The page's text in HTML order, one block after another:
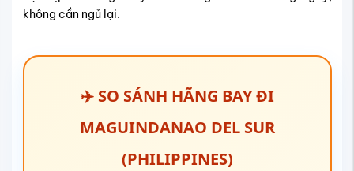
không cần ngủ lại.
✈️ SO SÁNH HÃNG BAY ĐI
MAGUINDANAO DEL SUR
(PHILIPPINES)